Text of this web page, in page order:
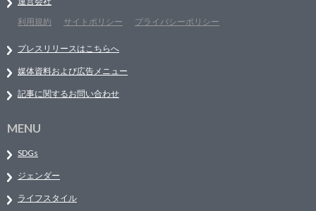
利用規約
サイトポリシー プライバシーポリシー
プレスリリースはこちらへ
媒体資料および広告メニュー
記事に関するお問い合わせ
MENU
SDGs
ジェンダー
ライフスタイル